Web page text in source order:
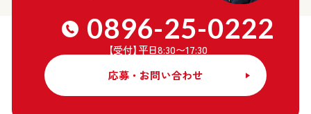
0896-25-0222
【受付】平日8:30〜17:30
応募・お問い合わせ